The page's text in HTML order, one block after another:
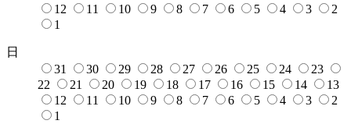
12
11 10 9 8 7 6 5 4 3
2
1
日
31
30 29 28 27 26 25 24
23
22
21 20 19 18 17 16 15 14
13
12
11 10 9 8 7 6 5 4 3
2
1